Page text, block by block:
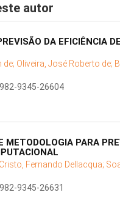
autor
DA EFICIÊNCIA
de; Oliveira, José Roberto de;
9345-26604
METODOLOGIA PARA
Cristo, Fernando Dellacqua;
9345-26631